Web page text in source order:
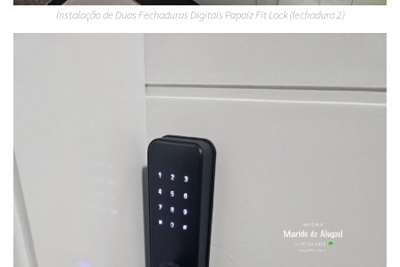
Instalação de Duas Fechaduras Digitais Papaiz Fit Lock (fechadura 2)